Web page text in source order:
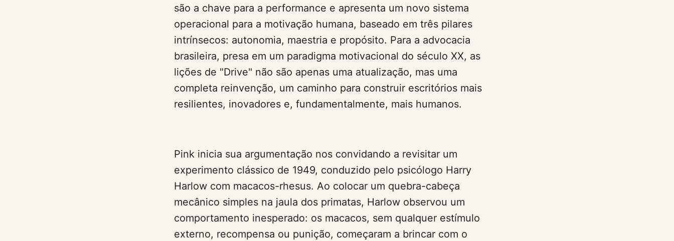
são a chave para a performance e apresenta um novo sistema
operacional para a motivação humana, baseado em três pilares
intrínsecos: autonomia, maestria e propósito. Para a advocacia
brasileira, presa em um paradigma motivacional do século XX, as
lições de "Drive" não são apenas uma atualização, mas uma
completa reinvenção, um caminho para construir escritórios mais
resilientes, inovadores e, fundamentalmente, mais humanos.
Pink inicia sua argumentação nos convidando a revisitar um
experimento clássico de 1949, conduzido pelo psicólogo Harry
Harlow com macacos-rhesus. Ao colocar um quebra-cabeça
mecânico simples na jaula dos primatas, Harlow observou um
comportamento inesperado: os macacos, sem qualquer estímulo
externo, recompensa ou punição, começaram a brincar com o